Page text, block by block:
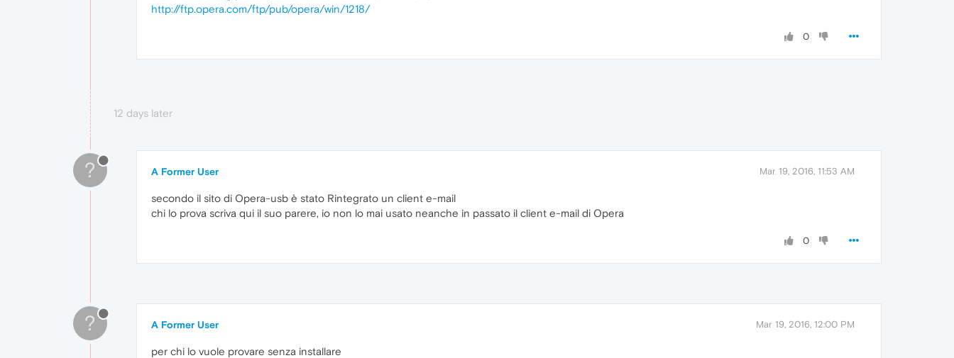
http://ftp.opera.com/ftp/pub/opera/win/1218/
0
12 days later
? A Former User Mar 19, 2016, 11:53 AM
secondo il sito di Opera-usb è stato Rintegrato un client e-mail
chi lo prova scriva qui il suo parere, io non lo mai usato neanche in passato il client e-mail di Opera
0
? A Former User Mar 19, 2016, 12:00 PM
per chi lo vuole provare senza installare